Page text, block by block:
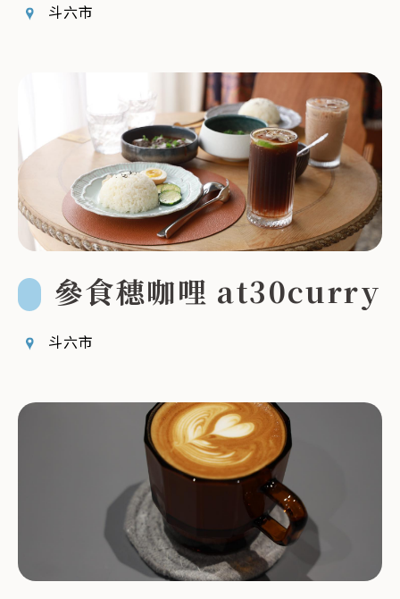
斗六市
參食穗咖哩 at30curry
斗六市